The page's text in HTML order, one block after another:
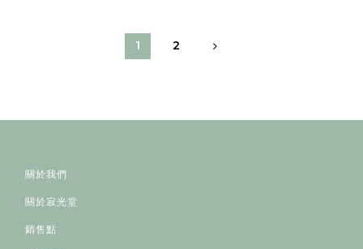
1 2
關於我們
關於寂光堂
銷售點